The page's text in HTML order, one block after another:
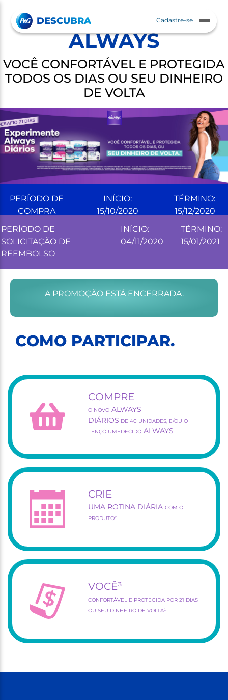
Pular para o Conteúdo principal
DESCUBRA Cadastre-se
Abrir
menu
DESAFIO 21 DIAS
ALWAYS
VOCÊ CONFORTÁVEL E PROTEGIDA
TODOS OS DIAS OU SEU DINHEIRO
DE VOLTA
PERÍODO DE
COMPRA
INÍCIO:
15/10/2020
TÉRMINO:
15/12/2020
PERÍODO DE
SOLICITAÇÃO DE
REEMBOLSO
INÍCIO:
04/11/2020
TÉRMINO:
15/01/2021
A PROMOÇÃO ESTÁ ENCERRADA.
COMO PARTICIPAR.
COMPRE
O NOVO ALWAYS
DIÁRIOS DE 40 UNIDADES, E/OU O
LENÇO UMEDECIDO ALWAYS
CRIE
UMA ROTINA DIÁRIACOM O
PRODUTO²
VOCÊ³
CONFORTÁVEL E PROTEGIDA POR 21 DIAS
OU SEU DINHEIRO DE VOLTA¹